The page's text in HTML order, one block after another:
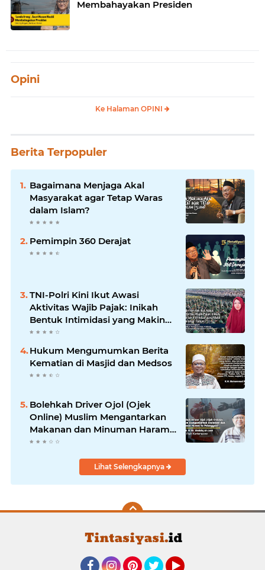
Membahayakan Presiden
Opini
Ke Halaman OPINI
Berita Terpopuler
Bagaimana Menjaga Akal
Masyarakat agar Tetap Waras
dalam Islam?
Pemimpin 360 Derajat
TNI-Polri Kini Ikut Awasi
Aktivitas Wajib Pajak: Inikah
Bentuk Intimidasi yang Makin
Menekan Rakyat?
Hukum Mengumumkan Berita
Kematian di Masjid dan Medsos
Bolehkah Driver Ojol (Ojek
Online) Muslim Mengantarkan
Makanan dan Minuman Haram
ke Pelanggan?
Lihat Selengkapnya